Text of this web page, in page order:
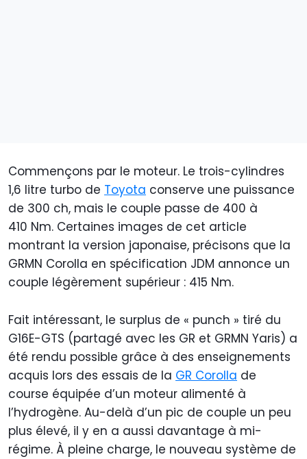
Commençons par le moteur. Le trois-cylindres
1,6 litre turbo de Toyota conserve une puissance
de 300 ch, mais le couple passe de 400 à
410 Nm. Certaines images de cet article
montrant la version japonaise, précisons que la
GRMN Corolla en spécification JDM annonce un
couple légèrement supérieur : 415 Nm.
Fait intéressant, le surplus de « punch » tiré du
G16E-GTS (partagé avec les GR et GRMN Yaris) a
été rendu possible grâce à des enseignements
acquis lors des essais de la GR Corolla de
course équipée d’un moteur alimenté à
l’hydrogène. Au-delà d’un pic de couple un peu
plus élevé, il y en a aussi davantage à mi-
régime. À pleine charge, le nouveau système de